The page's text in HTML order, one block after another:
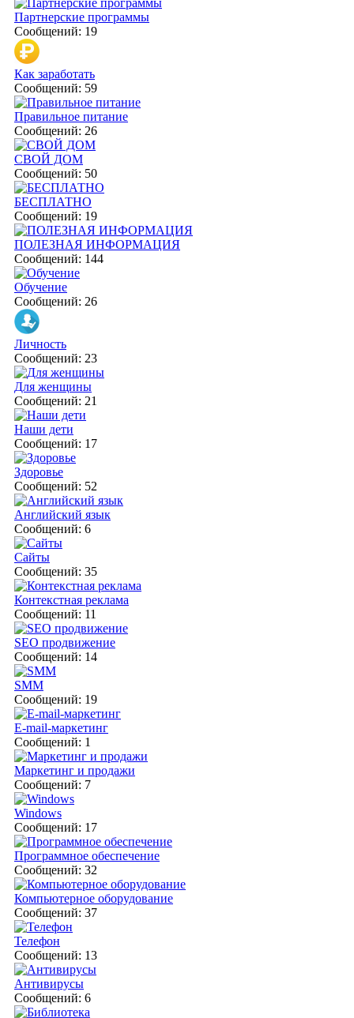
Партнерские программы
Сообщений: 19
Как заработать
Сообщений: 59
Правильное питание
Сообщений: 26
СВОЙ ДОМ
Сообщений: 50
БЕСПЛАТНО
Сообщений: 19
ПОЛЕЗНАЯ ИНФОРМАЦИЯ
Сообщений: 144
Обучение
Сообщений: 26
Личность
Сообщений: 23
Для женщины
Сообщений: 21
Наши дети
Сообщений: 17
Здоровье
Сообщений: 52
Английский язык
Сообщений: 6
Сайты
Сообщений: 35
Контекстная реклама
Сообщений: 11
SEO продвижение
Сообщений: 14
SMM
Сообщений: 19
E-mail-маркетинг
Сообщений: 1
Маркетинг и продажи
Сообщений: 7
Windows
Сообщений: 17
Программное обеспечение
Сообщений: 32
Компьютерное оборудование
Сообщений: 37
Телефон
Сообщений: 13
Антивирусы
Сообщений: 6